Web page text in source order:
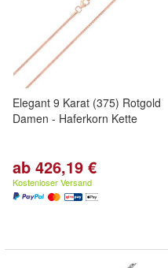
Elegant 9 Karat (375) Rotgold
Damen - Haferkorn Kette
ab 426,19 €
Kostenloser Versand